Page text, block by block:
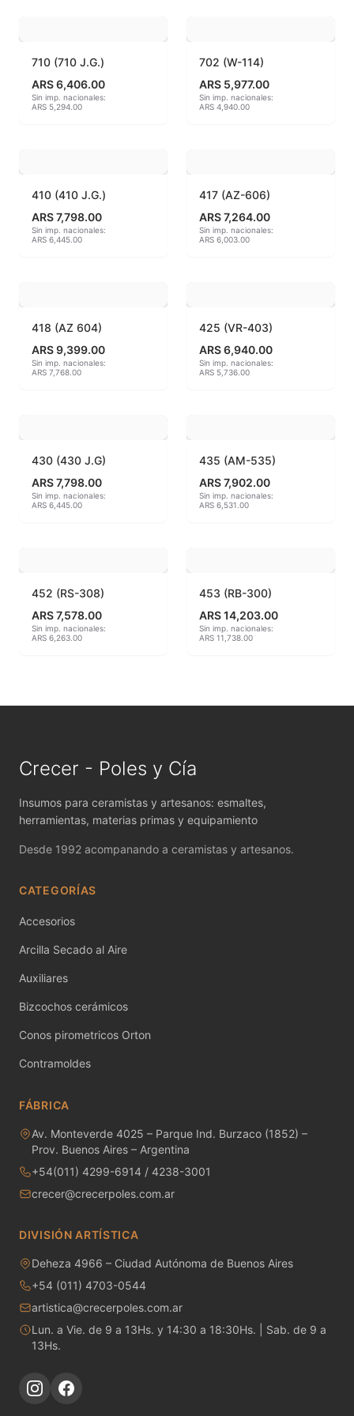
Herramientas
Jaspeadores
Ladrillos aislantes para horno
Lápices y rotuladores
Libros y Revistas
Materias primas
MAYCO CLEAR GLAZES
MAYCO DESIGNER LINER
MAYCO DUNCAN FRENCH DIMENSIONS
MAYCO E & E CHUNKIES
MAYCO FIRED PRODUCTS ACCESSORI
MAYCO FOUNDATIONS OPAQUE
MAYCO FOUNDATIONS SHEER
MAYCO FUNDAMENTALS UNDERGLAZES
MAYCO JUNGLE GEMS
MAYCO MAGIC METALLICS
MAYCO POTTERY CASCADES
MAYCO RAKU GLAZES
MAYCO RAPID ROLL
MAYCO SNOW GEMS
MAYCO SPECIALTY GLAZES
MAYCO STROKE & COAT
Metales preciosos y luestres
Moldes de yeso
710 (710 J.G.)
ARS 6,406.00
Sin imp. nacionales:
ARS 5,294.00
702 (W-114)
ARS 5,977.00
Sin imp. nacionales:
ARS 4,940.00
410 (410 J.G.)
ARS 7,798.00
Sin imp. nacionales:
ARS 6,445.00
417 (AZ-606)
ARS 7,264.00
Sin imp. nacionales:
ARS 6,003.00
418 (AZ 604)
ARS 9,399.00
Sin imp. nacionales:
ARS 7,768.00
425 (VR-403)
ARS 6,940.00
Sin imp. nacionales:
ARS 5,736.00
430 (430 J.G)
ARS 7,798.00
Sin imp. nacionales:
ARS 6,445.00
435 (AM-535)
ARS 7,902.00
Sin imp. nacionales:
ARS 6,531.00
452 (RS-308)
ARS 7,578.00
Sin imp. nacionales:
ARS 6,263.00
453 (RB-300)
ARS 14,203.00
Sin imp. nacionales:
ARS 11,738.00
Crecer - Poles y Cía
Insumos para ceramistas y artesanos: esmaltes,
herramientas, materias primas y equipamiento
Desde 1992 acompanando a ceramistas y artesanos.
CATEGORÍAS
Accesorios
Arcilla Secado al Aire
Auxiliares
Bizcochos cerámicos
Conos pirometricos Orton
Contramoldes
FÁBRICA
Av. Monteverde 4025 – Parque Ind. Burzaco (1852) –
Prov. Buenos Aires – Argentina
+54(011) 4299-6914 / 4238-3001
crecer@crecerpoles.com.ar
DIVISIÓN ARTÍSTICA
Deheza 4966 – Ciudad Autónoma de Buenos Aires
+54 (011) 4703-0544
artistica@crecerpoles.com.ar
Lun. a Vie. de 9 a 13Hs. y 14:30 a 18:30Hs. | Sab. de 9 a
13Hs.